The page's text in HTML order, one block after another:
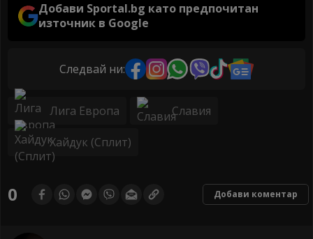
Добави Sportal.bg като предпочитан
източник в Google
Следвай ни:
Лига Европа Славия
Хайдук (Сплит)
0 Добави коментар